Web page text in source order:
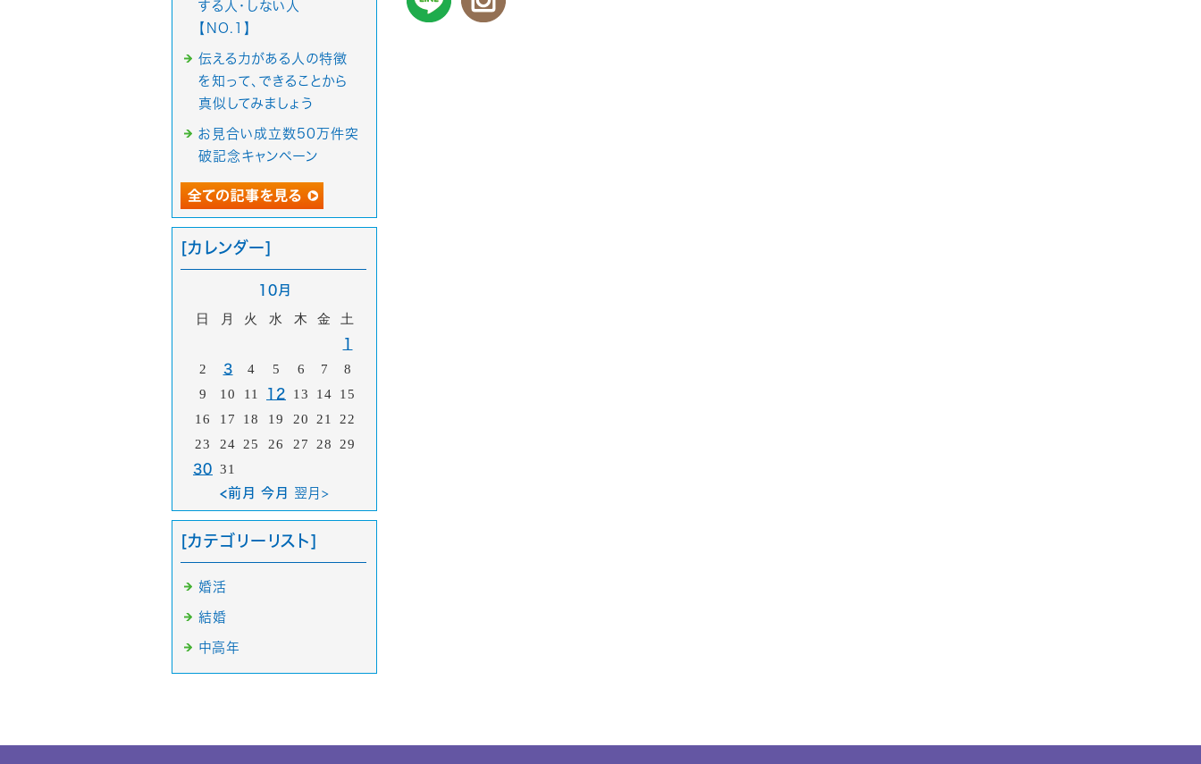
する人・しない人
【NO.1】
伝える力がある人の特徴
を知って、できることから
真似してみましょう
お見合い成立数50万件突
破記念キャンペーン
[カレンダー]
10月
日 月 火 水 木 金 土
1
2 3 4 5 6 7
8
9
10 11 12 13 14
15
16
17 18 19 20 21
22
23
24 25 26 27 28 29
30 31
<前月 今月 翌月>
[カテゴリーリスト]
婚活
結婚
中高年